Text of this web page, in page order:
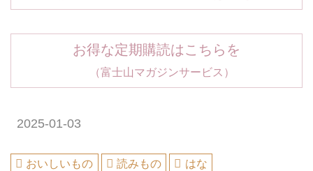
お得な定期購読はこちらを
（富士山マガジンサービス）
2025-01-03
おいしいもの 読みもの はな